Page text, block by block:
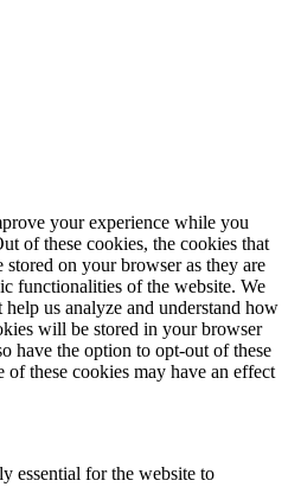
your experience while you
of these cookies, the cookies that
stored on your browser as they are
functionalities of the website. We
us analyze and understand how
will be stored in your browser
have the option to opt-out of these
these cookies may have an effect
essential for the website to